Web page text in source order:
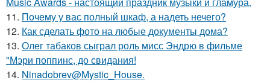
11. Почему у вас полный шкаф, а надеть нечего?
12. Как сделать фото на любые документы дома?
13. Олег табаков сыграл роль мисс Эндрю в фильме
"Мэри поппинс, до свидания!
14. Ninadobrev@Mystic_House.